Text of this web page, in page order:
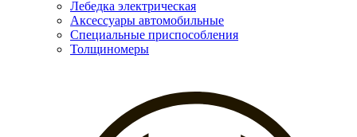
Лебедка электрическая
Аксессуары автомобильные
Специальные приспособления
Толщиномеры